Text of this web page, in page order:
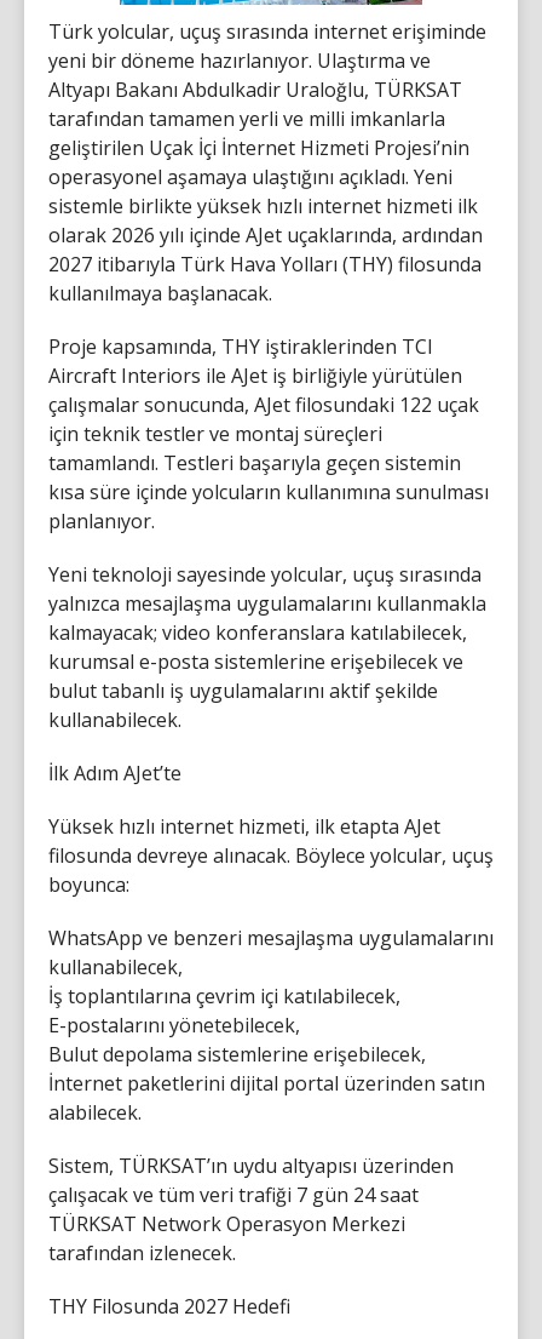
Türk yolcular, uçuş sırasında internet erişiminde
yeni bir döneme hazırlanıyor. Ulaştırma ve
Altyapı Bakanı Abdulkadir Uraloğlu, TÜRKSAT
tarafından tamamen yerli ve milli imkanlarla
geliştirilen Uçak İçi İnternet Hizmeti Projesi’nin
operasyonel aşamaya ulaştığını açıkladı. Yeni
sistemle birlikte yüksek hızlı internet hizmeti ilk
olarak 2026 yılı içinde AJet uçaklarında, ardından
2027 itibarıyla Türk Hava Yolları (THY) filosunda
kullanılmaya başlanacak.
Proje kapsamında, THY iştiraklerinden TCI
Aircraft Interiors ile AJet iş birliğiyle yürütülen
çalışmalar sonucunda, AJet filosundaki 122 uçak
için teknik testler ve montaj süreçleri
tamamlandı. Testleri başarıyla geçen sistemin
kısa süre içinde yolcuların kullanımına sunulması
planlanıyor.
Yeni teknoloji sayesinde yolcular, uçuş sırasında
yalnızca mesajlaşma uygulamalarını kullanmakla
kalmayacak; video konferanslara katılabilecek,
kurumsal e-posta sistemlerine erişebilecek ve
bulut tabanlı iş uygulamalarını aktif şekilde
kullanabilecek.
İlk Adım AJet’te
Yüksek hızlı internet hizmeti, ilk etapta AJet
filosunda devreye alınacak. Böylece yolcular, uçuş
boyunca:
WhatsApp ve benzeri mesajlaşma uygulamalarını
kullanabilecek,
İş toplantılarına çevrim içi katılabilecek,
E-postalarını yönetebilecek,
Bulut depolama sistemlerine erişebilecek,
İnternet paketlerini dijital portal üzerinden satın
alabilecek.
Sistem, TÜRKSAT’ın uydu altyapısı üzerinden
çalışacak ve tüm veri trafiği 7 gün 24 saat
TÜRKSAT Network Operasyon Merkezi
tarafından izlenecek.
THY Filosunda 2027 Hedefi